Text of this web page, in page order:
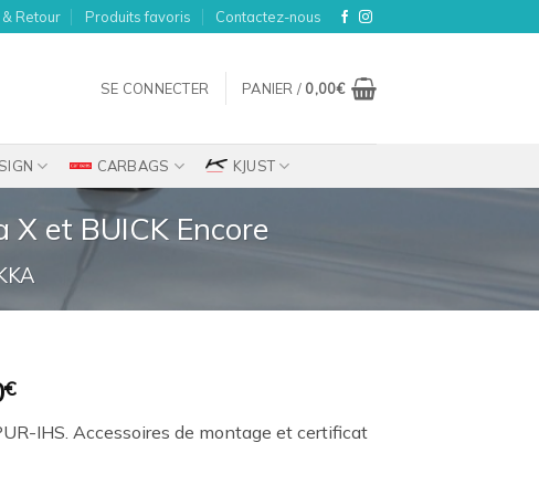
Retour Produits favoris Contactez-nous
SE CONNECTER PANIER / 0,00€
CARBAGS KJUST
X et BUICK Encore
€Le
actuel
IHS. Accessoires de montage et certificat